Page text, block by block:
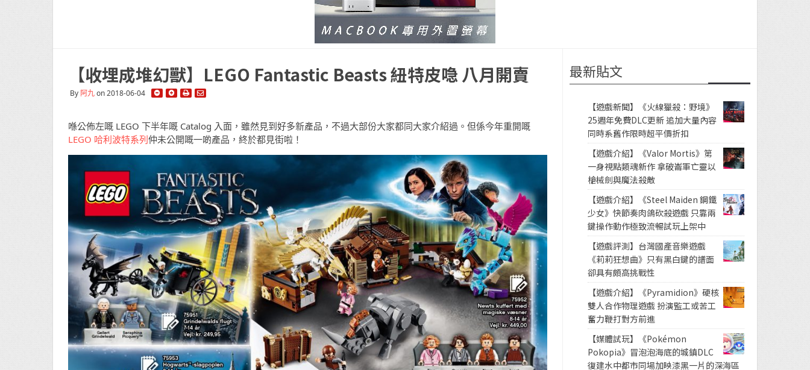
【收埋成堆幻獸】LEGO Fantastic Beasts 紐特皮喼 八月開賣
By 阿九on 2018-06-04
喺公佈左嘅 LEGO 下半年嘅 Catalog 入面，雖然見到好多新產品，不過大部份大家都同大家介紹過。但係今年重開嘅
LEGO 哈利波特系列仲未公開嘅一啲產品，終於都見街啦！
最新貼文
【遊戲新聞】《火線獵殺：野境》
25週年免費DLC更新 追加大量內容
同時系舊作限時超平價折扣
【遊戲介紹】《Valor Mortis》第
一身視點類魂新作 拿破崙軍亡靈以
槍械劍與魔法殺敵
【遊戲介紹】《Steel Maiden 鋼鐵
少女》快節奏肉鴿砍殺遊戲 只靠兩
鍵操作動作極致流暢試玩上架中
【遊戲評測】台灣國產音樂遊戲
《莉莉狂想曲》只有黑白鍵的譜面
卻具有頗高挑戰性
【遊戲介紹】《Pyramidion》硬核
雙人合作物理遊戲 扮演監工或苦工
奮力鞭打對方前進
【媒體試玩】《Pokémon
Pokopia》冒泡泡海底的城鎮DLC
復建水中都市同場加映漆黑一片的深海區